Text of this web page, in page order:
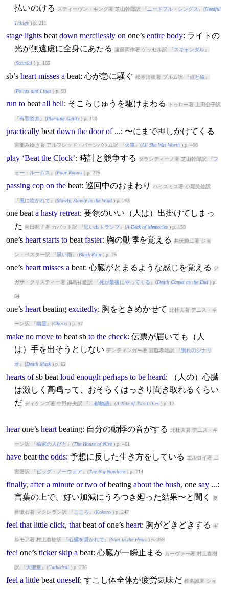
払いのける スティーヴン・キング著 芝山幹郎訳 『 ニードフル・シングス 』(Needful
Things) p. 211
stage lights beat down mercilessly on one’s entire body: ライトの
光が無遠慮に全身にあたる 遠藤周作著 ゲッセル訳 『スキャンダル』
(Scandal) p. 165
sb’s heart misses a beat: 心が急に騒ぐ 松本清張著 ブルム訳 『点と線 』
(Points and Lines) p. 93
run to beat all hell: そこらじゅうを駆けまわる トゥロー著 上田公子訳
『有罪答弁』(Pleading Guilty) p. 120
practically beat down the door of...: 〜にまで押しかけてくる
宮部みゆき著 アルフレッド・バーンバウム訳 『火車 』(All She Was Worth) p. 408
play ‘Beat the Clock’: 時計と競争する タランティーノ著 芝山幹郎訳 『フ
ォー・ルームス 』(Four Rooms) p. 225
passing cop on the beat: 巡回中のおまわり ハイスミス著 小尾芙佐訳
『 風に吹かれて 』(Slowly, Slowly in the Wind) p. 203
one beat a hasty retreat: 要領のいい（人は）出掛けてしまっ
た 向田邦子著 カバット訳 『思い出トランプ』(A Deck of Memories) p. 159
one’s heart starts to beat faster: 胸の動悸を覚える 井伏鱒二著 ジョ
ン・ベスター訳 『黒い雨』(Black Rain) p. 75
one’s heart misses a beat: 心臓がとまるような感じを覚える ア
ガサ・クリスティー著 加島祥造訳 『死が最後にやってくる 』(Death Comes as the End) p.
64
one’s heart beating excitedly: 胸をときめかせて 北杜夫著 デニス・キ
ーン訳 『幽霊』(Ghosts) p. 97
make no move to beatsb to the check: 伝票が届いても（人
は）手を出そうとしない デンティンガー著 宮脇孝雄訳 『別れのシナリ
オ 』(Death Mask) p. 62
hearts ofsb beat loud enough perhaps to be heard: （人の）心臓
は激しく高鳴って、おそらくはっきり聞き取れるくらい
だ ディケンズ著 中野好夫訳 『二都物語』(A Tale of Two Cities) p. 17
hearone’s heart beating: 自分の動悸の音がする 北杜夫著 デニス・キ
ーン訳 『楡家の人びと 』(The House of Nire) p. 461
have beat the odds: 予想に反した生き方をしている エルロイ著 二
宮磬訳 『 ビッグ・ノーウェア 』(The Big Nowhere) p. 214
finally, after a minute or two of beating about the bush, one say...:
言葉の上で、好い加減にうろつき廻った結果〜と聞く
夏
目漱石著 マクレラン訳 『 こころ 』(Kokoro) p. 247
feel that little click, that beat ofone’s heart: 胸がどきどきする ギ
ルモア著 村上春樹訳 『心臓を貫かれて 』(Shot in the Heart) p. 359
feel one’s ticker skip a beat: 心臓が一瞬止まる カーヴァー著 村上春樹
訳 『大聖堂』(Cathedral) p. 236
feel a little beat oneself: すこし体全体が疲労気味だ 椎名誠著 ショ